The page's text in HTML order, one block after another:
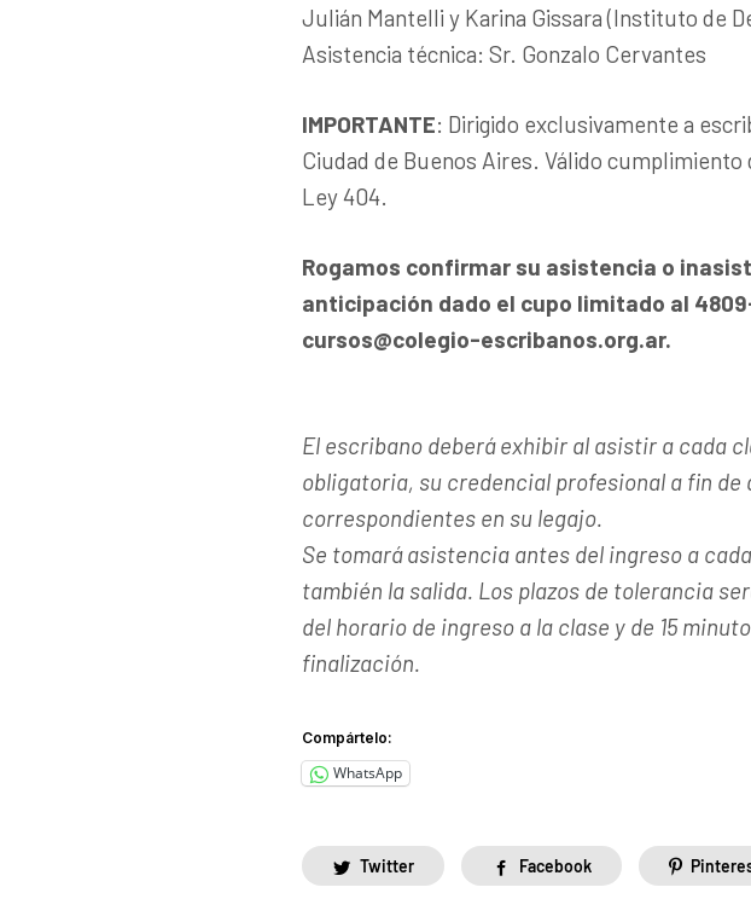
Julián Mantelli y Karina Gissara (Instituto de
Asistencia técnica: Sr. Gonzalo Cervantes
IMPORTANTE: Dirigido exclusivamente a
Ciudad de Buenos Aires. Válido cumplimiento
Ley 404.
Rogamos confirmar su asistencia o
anticipación dado el cupo limitado al
cursos@colegio-escribanos.org.ar.
El escribano deberá exhibir al asistir a cada
obligatoria, su credencial profesional a fin
correspondientes en su legajo.
Se tomará asistencia antes del ingreso a
también la salida. Los plazos de tolerancia
del horario de ingreso a la clase y de 15
finalización.
Compártelo:
WhatsApp
Twitter Facebook